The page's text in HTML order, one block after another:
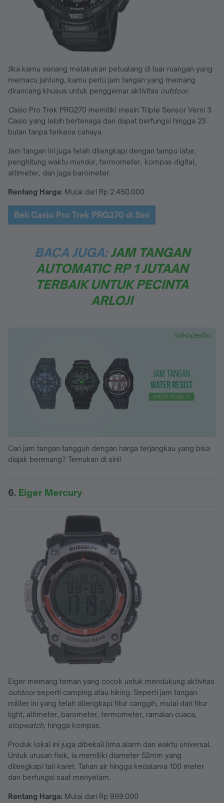
Jika kamu senang melakukan petualang di luar ruangan yang
memacu jantung, kamu perlu jam tangan yang memang
dirancang khusus untuk penggemar aktivitas outdoor.
Casio Pro Trek PRG270 memiliki mesin Triple Sensor Versi 3
Casio yang lebih bertenaga dan dapat berfungsi hingga 23
bulan tanpa terkena cahaya.
Jam tangan ini juga telah dilengkapi dengan lampu latar,
penghitung waktu mundur, termometer, kompas digital,
altimeter, dan juga barometer.
Rentang Harga: Mulai dari Rp 2.450.000
Beli Casio Pro Trek PRG270 di Sini
BACA JUGA:JAM TANGAN
AUTOMATIC RP 1 JUTAAN
TERBAIK UNTUK PECINTA
ARLOJI
Cari jam tangan tangguh dengan harga terjangkau yang bisa
diajak berenang? Temukan di sini!
6. Eiger Mercury
Eiger memang teman yang cocok untuk mendukung aktivitas
outdoorseperti camping atau hiking. Seperti jam tangan
militer ini yang telah dilengkapi fitur canggih, mulai dari fitur
light, altimeter, barometer, termometer, ramalan cuaca,
stopwatch, hingga kompas.
Produk lokal ini juga dibekali lima alarm dan waktu universal.
Untuk urusan fisik, ia memiliki diameter 52mm yang
dilengkapi tali karet. Tahan air hingga kedalama 100 meter
dan berfungsi saat menyelam.
Rentang Harga: Mulai dari Rp 999.000